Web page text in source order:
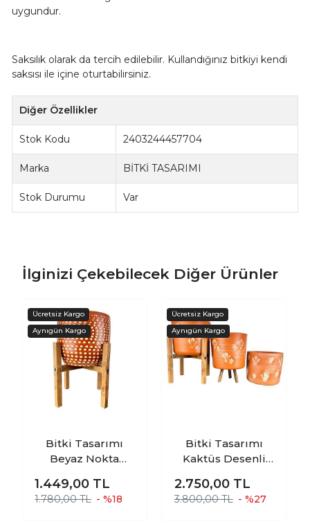
uygundur.
Saksılık olarak da tercih edilebilir. Kullandığınız bitkiyi kendi
saksısı ile içine oturtabilirsiniz.
Diğer Özellikler
Stok Kodu 2403244457704
Marka BİTKİ TASARIMI
Stok Durumu Var
İlginizi Çekebilecek Diğer Ürünler
Bitki Tasarımı
Beyaz Nokta
Saksı Saksılık
Salon Çiçeklik 4
1.449,00 TL
1.780,00 TL - %18
Bitki Tasarımı
Kaktüs Desenli
Saksılık Salon
Çiçeklik Üçlü Set
2.750,00 TL
3.800,00 TL - %27